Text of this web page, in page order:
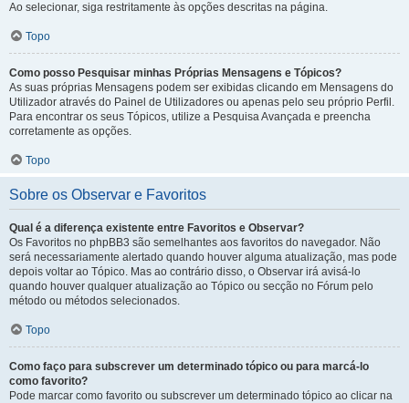
Ao selecionar, siga restritamente às opções descritas na página.
Topo
Como posso Pesquisar minhas Próprias Mensagens e Tópicos?
As suas próprias Mensagens podem ser exibidas clicando em Mensagens do
Utilizador através do Painel de Utilizadores ou apenas pelo seu próprio Perfil.
Para encontrar os seus Tópicos, utilize a Pesquisa Avançada e preencha
corretamente as opções.
Topo
Sobre os Observar e Favoritos
Qual é a diferença existente entre Favoritos e Observar?
Os Favoritos no phpBB3 são semelhantes aos favoritos do navegador. Não
será necessariamente alertado quando houver alguma atualização, mas pode
depois voltar ao Tópico. Mas ao contrário disso, o Observar irá avisá-lo
quando houver qualquer atualização ao Tópico ou secção no Fórum pelo
método ou métodos selecionados.
Topo
Como faço para subscrever um determinado tópico ou para marcá-lo
como favorito?
Pode marcar como favorito ou subscrever um determinado tópico ao clicar na